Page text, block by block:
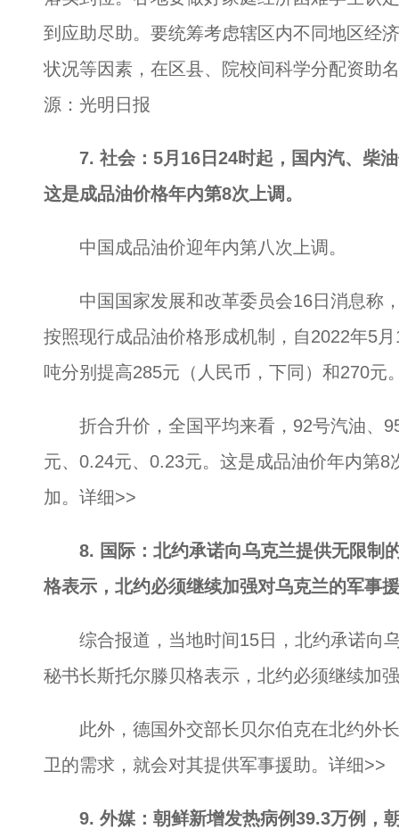
到应助尽助。要统筹考虑辖区内不同地区经
状况等因素，在区县、院校间科学分配资助
源：光明日报
7. 社会：5月16日24时起，国内汽、柴
这是成品油价格年内第8次上调。
中国成品油价迎年内第八次上调。
中国国家发展和改革委员会16日消息称
按照现行成品油价格形成机制，自2022年5
吨分别提高285元（人民币，下同）和270元
折合升价，全国平均来看，92号汽油、
元、0.24元、0.23元。这是成品油价年内第
加。 详细>>
8. 国际：北约承诺向乌克兰提供无限制
格表示，北约必须继续加强对乌克兰的军事
综合报道，当地时间15日，北约承诺向
秘书长斯托尔滕贝格表示，北约必须继续加
此外，德国外交部长贝尔伯克在北约外长
卫的需求，就会对其提供军事援助。 详细>>
9. 外媒：朝鲜新增发热病例39.3万例，